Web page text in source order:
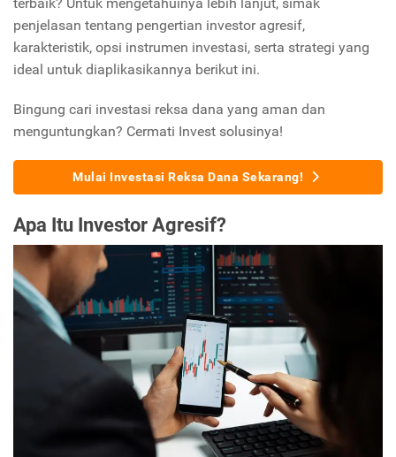
penjelasan tentang pengertian investor agresif,
karakteristik, opsi instrumen investasi, serta strategi yang
ideal untuk diaplikasikannya berikut ini.
Bingung cari investasi reksa dana yang aman dan
menguntungkan? Cermati Invest solusinya!
Mulai Investasi Reksa Dana Sekarang!
Apa Itu Investor Agresif?